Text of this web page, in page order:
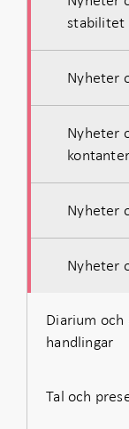
stabilitet
Nyheter
Nyheter
kontanter
Nyheter
Nyheter
Diarium och
handlingar
Tal och